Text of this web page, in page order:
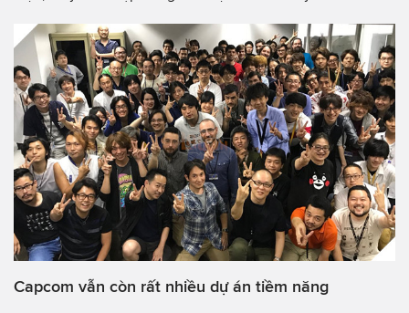
Capcom vẫn còn rất nhiều dự án tiềm năng